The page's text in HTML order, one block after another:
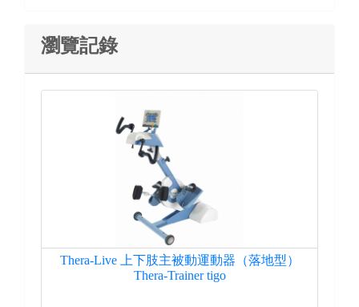
瀏覽記錄
Thera-Live 上下肢主被動運動器（落地型）
Thera-Trainer tigo